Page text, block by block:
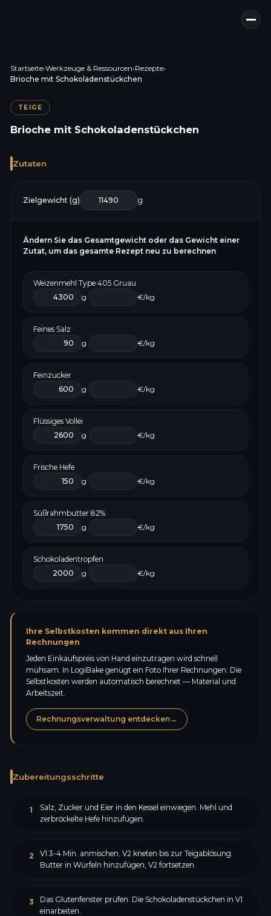
Startseite›Werkzeuge & Ressourcen›Rezepte›
Brioche mit Schokoladenstückchen
TEIGE
Brioche mit Schokoladenstückchen
Zutaten
Zielgewicht (g) g
Ändern Sie das Gesamtgewicht oder das Gewicht einer
Zutat, um das gesamte Rezept neu zu berechnen
Weizenmehl Type 405 Gruau
g
€/kg
Feines Salz
g
€/kg
Feinzucker
g
€/kg
Flüssiges Vollei
g
€/kg
Frische Hefe
g
€/kg
Süßrahmbutter 82%
g
€/kg
Schokoladentropfen
g
€/kg
Ihre Selbstkosten kommen direkt aus Ihren
Rechnungen
Jeden Einkaufspreis von Hand einzutragen wird schnell
mühsam. In LogiBake genügt ein Foto Ihrer Rechnungen: Die
Selbstkosten werden automatisch berechnet — Material und
Arbeitszeit.
Rechnungsverwaltung entdecken→
Zubereitungsschritte
1
Salz, Zucker und Eier in den Kessel einwiegen. Mehl und
zerbröckelte Hefe hinzufügen.
2
V1 3-4 Min. anmischen. V2 kneten bis zur Teigablösung.
Butter in Würfeln hinzufügen, V2 fortsetzen.
3
Das Glutenfenster prüfen. Die Schokoladenstückchen in V1
einarbeiten.